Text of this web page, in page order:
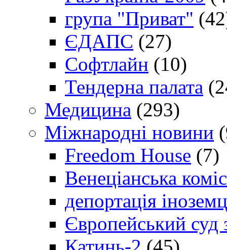
група "Приват"
ЄДАПС (27)
Софтлайн (10)
Тендерна палата
Медицина (293)
Міжнародні новини
Freedom House (7)
Венеціанська
депортація
Європейський